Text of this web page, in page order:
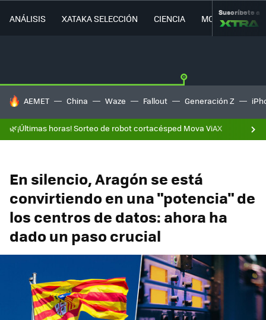
ANÁLISIS XATAKA SELECCIÓN CIENCIA MOVILIDAD
Suscríbete a
HOY SE HABLA DE
AEMET China Waze Fallout Generación Z
🌿¡Últimas horas! Sorteo de robot cortacésped Mova ViAX
En silencio, Aragón se está
convirtiendo en una "potencia" de
los centros de datos: ahora ha
dado un paso crucial